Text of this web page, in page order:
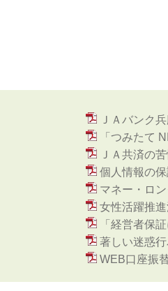
ＪＡバンク
「つみたて
ＪＡ共済の
個人情報の
マネー・ロ
女性活躍推
「経営者保
著しい迷惑
WEB口座振